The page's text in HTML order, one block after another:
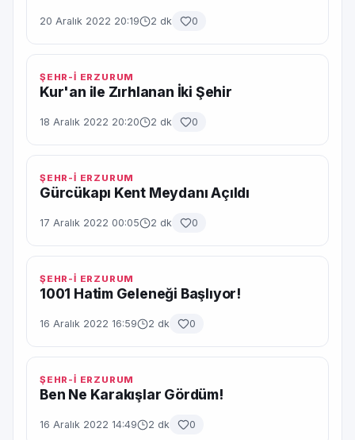
20 Aralık 2022 20:19 2 dk 0
ŞEHR-İ ERZURUM
Kur'an ile Zırhlanan İki Şehir
18 Aralık 2022 20:20 2 dk 0
ŞEHR-İ ERZURUM
Gürcükapı Kent Meydanı Açıldı
17 Aralık 2022 00:05 2 dk 0
ŞEHR-İ ERZURUM
1001 Hatim Geleneği Başlıyor!
16 Aralık 2022 16:59 2 dk 0
ŞEHR-İ ERZURUM
Ben Ne Karakışlar Gördüm!
16 Aralık 2022 14:49 2 dk 0